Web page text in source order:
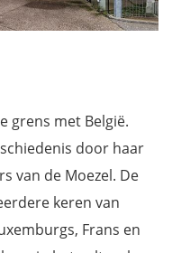
grens met België.
door haar
van de Moezel. De
keren van
Frans en